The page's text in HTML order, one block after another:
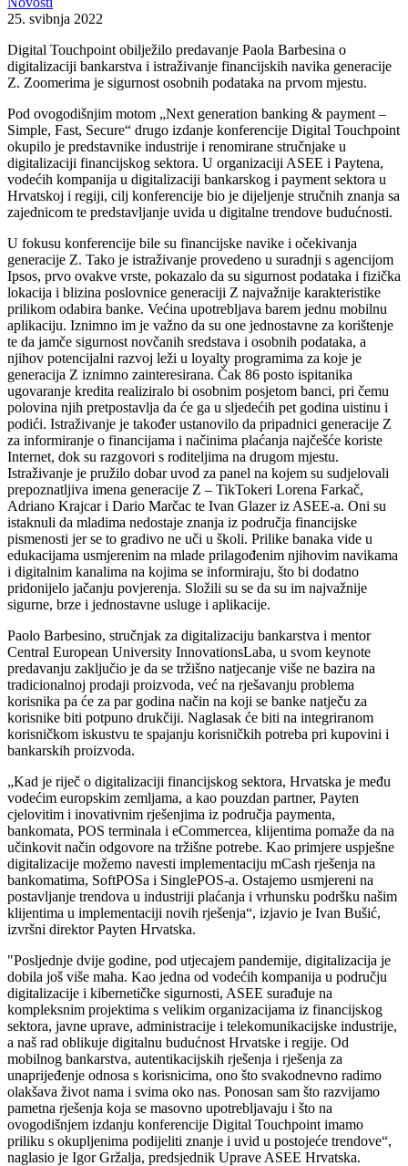
25. svibnja 2022
Digital Touchpoint obilježilo predavanje Paola Barbesina o
digitalizaciji bankarstva i istraživanje financijskih navika generacije
Z. Zoomerima je sigurnost osobnih podataka na prvom mjestu.
Pod ovogodišnjim motom „Next generation banking & payment –
Simple, Fast, Secure“ drugo izdanje konferencije Digital Touchpoint
okupilo je predstavnike industrije i renomirane stručnjake u
digitalizaciji financijskog sektora. U organizaciji ASEE i Paytena,
vodećih kompanija u digitalizaciji bankarskog i payment sektora u
Hrvatskoj i regiji, cilj konferencije bio je dijeljenje stručnih znanja sa
zajednicom te predstavljanje uvida u digitalne trendove budućnosti.
U fokusu konferencije bile su financijske navike i očekivanja
generacije Z. Tako je istraživanje provedeno u suradnji s agencijom
Ipsos, prvo ovakve vrste, pokazalo da su sigurnost podataka i fizička
lokacija i blizina poslovnice generaciji Z najvažnije karakteristike
prilikom odabira banke. Većina upotrebljava barem jednu mobilnu
aplikaciju. Iznimno im je važno da su one jednostavne za korištenje
te da jamče sigurnost novčanih sredstava i osobnih podataka, a
njihov potencijalni razvoj leži u loyalty programima za koje je
generacija Z iznimno zainteresirana. Čak 86 posto ispitanika
ugovaranje kredita realiziralo bi osobnim posjetom banci, pri čemu
polovina njih pretpostavlja da će ga u sljedećih pet godina uistinu i
podići. Istraživanje je također ustanovilo da pripadnici generacije Z
za informiranje o financijama i načinima plaćanja najčešće koriste
Internet, dok su razgovori s roditeljima na drugom mjestu.
Istraživanje je pružilo dobar uvod za panel na kojem su sudjelovali
prepoznatljiva imena generacije Z – TikTokeri Lorena Farkač,
Adriano Krajcar i Dario Marčac te Ivan Glazer iz ASEE-a. Oni su
istaknuli da mladima nedostaje znanja iz područja financijske
pismenosti jer se to gradivo ne uči u školi. Prilike banaka vide u
edukacijama usmjerenim na mlade prilagođenim njihovim navikama
i digitalnim kanalima na kojima se informiraju, što bi dodatno
pridonijelo jačanju povjerenja. Složili su se da su im najvažnije
sigurne, brze i jednostavne usluge i aplikacije.
Paolo Barbesino, stručnjak za digitalizaciju bankarstva i mentor
Central European University InnovationsLaba, u svom keynote
predavanju zaključio je da se tržišno natjecanje više ne bazira na
tradicionalnoj prodaji proizvoda, već na rješavanju problema
korisnika pa će za par godina način na koji se banke natječu za
korisnike biti potpuno drukčiji. Naglasak će biti na integriranom
korisničkom iskustvu te spajanju korisničkih potreba pri kupovini i
bankarskih proizvoda.
„Kad je riječ o digitalizaciji financijskog sektora, Hrvatska je među
vodećim europskim zemljama, a kao pouzdan partner, Payten
cjelovitim i inovativnim rješenjima iz područja paymenta,
bankomata, POS terminala i eCommercea, klijentima pomaže da na
učinkovit način odgovore na tržišne potrebe. Kao primjere uspješne
digitalizacije možemo navesti implementaciju mCash rješenja na
bankomatima, SoftPOSa i SinglePOS-a. Ostajemo usmjereni na
postavljanje trendova u industriji plaćanja i vrhunsku podršku našim
klijentima u implementaciji novih rješenja“, izjavio je Ivan Bušić,
izvršni direktor Payten Hrvatska.
"Posljednje dvije godine, pod utjecajem pandemije, digitalizacija je
dobila još više maha. Kao jedna od vodećih kompanija u području
digitalizacije i kibernetičke sigurnosti, ASEE surađuje na
kompleksnim projektima s velikim organizacijama iz financijskog
sektora, javne uprave, administracije i telekomunikacijske industrije,
a naš rad oblikuje digitalnu budućnost Hrvatske i regije. Od
mobilnog bankarstva, autentikacijskih rješenja i rješenja za
unaprijeđenje odnosa s korisnicima, ono što svakodnevno radimo
olakšava život nama i svima oko nas. Ponosan sam što razvijamo
pametna rješenja koja se masovno upotrebljavaju i što na
ovogodišnjem izdanju konferencije Digital Touchpoint imamo
priliku s okupljenima podijeliti znanje i uvid u postojeće trendove“,
naglasio je Igor Gržalja, predsjednik Uprave ASEE Hrvatska.